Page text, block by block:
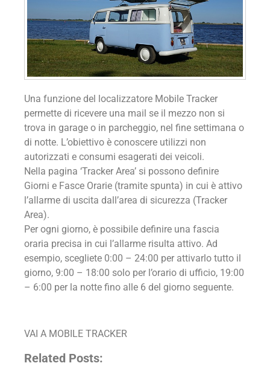
Una funzione del localizzatore Mobile Tracker
permette di ricevere una mail se il mezzo non si
trova in garage o in parcheggio, nel fine settimana o
di notte. L’obiettivo è conoscere utilizzi non
autorizzati e consumi esagerati dei veicoli.
Nella pagina ‘Tracker Area’ si possono definire
Giorni e Fasce Orarie (tramite spunta) in cui è attivo
l’allarme di uscita dall’area di sicurezza (Tracker
Area).
Per ogni giorno, è possibile definire una fascia
oraria precisa in cui l’allarme risulta attivo. Ad
esempio, scegliete 0:00 – 24:00 per attivarlo tutto il
giorno, 9:00 – 18:00 solo per l’orario di ufficio, 19:00
– 6:00 per la notte fino alle 6 del giorno seguente.
VAI A MOBILE TRACKER
Related Posts: